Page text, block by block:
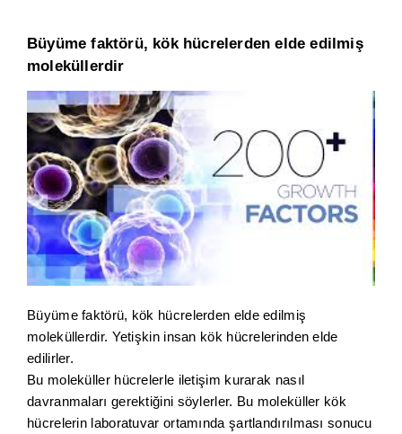
Büyüme faktörü, kök hücrelerden elde edilmiş
moleküllerdir
Büyüme faktörü, kök hücrelerden elde edilmiş
moleküllerdir. Yetişkin insan kök hücrelerinden elde
edilirler.
Bu moleküller hücrelerle iletişim kurarak nasıl
davranmaları gerektiğini söylerler. Bu moleküller kök
hücrelerin laboratuvar ortamında şartlandırılması sonucu